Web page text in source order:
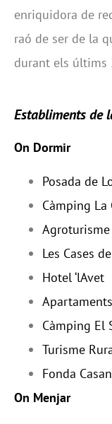
enriquidora de
raó de ser de la
durant els últims
Establiments de
On Dormir
Posada de
Càmping La
Agroturisme
Les Cases
Hotel ‘lAvet
Càmping El
Turisme
Fonda
On Menjar